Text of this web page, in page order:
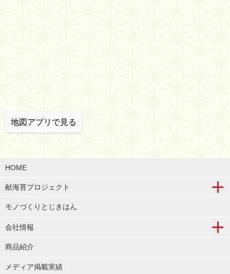
地図アプリで見る
HOME
献海苔プロジェクト
モノづくりとじきはん
会社情報
商品紹介
メディア掲載実績